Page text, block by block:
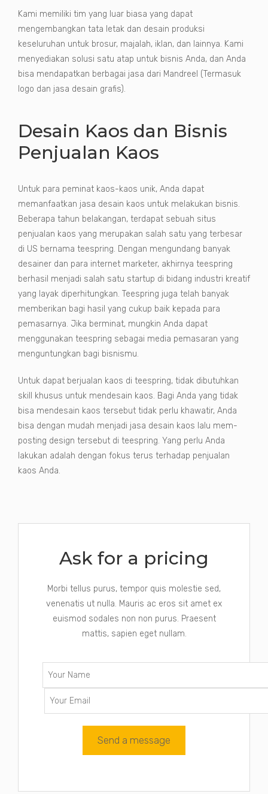
Kami memiliki tim yang luar biasa yang dapat
mengembangkan tata letak dan desain produksi
keseluruhan untuk brosur, majalah, iklan, dan lainnya. Kami
menyediakan solusi satu atap untuk bisnis Anda, dan Anda
bisa mendapatkan berbagai jasa dari Mandreel (Termasuk
logo dan jasa desain grafis).
Desain Kaos dan Bisnis
Penjualan Kaos
Untuk para peminat kaos-kaos unik, Anda dapat
memanfaatkan jasa desain kaos untuk melakukan bisnis.
Beberapa tahun belakangan, terdapat sebuah situs
penjualan kaos yang merupakan salah satu yang terbesar
di US bernama teespring. Dengan mengundang banyak
desainer dan para internet marketer, akhirnya teespring
berhasil menjadi salah satu startup di bidang industri kreatif
yang layak diperhitungkan. Teespring juga telah banyak
memberikan bagi hasil yang cukup baik kepada para
pemasarnya. Jika berminat, mungkin Anda dapat
menggunakan teespring sebagai media pemasaran yang
menguntungkan bagi bisnismu.
Untuk dapat berjualan kaos di teespring, tidak dibutuhkan
skill khusus untuk mendesain kaos. Bagi Anda yang tidak
bisa mendesain kaos tersebut tidak perlu khawatir, Anda
bisa dengan mudah menjadi jasa desain kaos lalu mem-
posting design tersebut di teespring. Yang perlu Anda
lakukan adalah dengan fokus terus terhadap penjualan
kaos Anda.
Ask for a pricing
Morbi tellus purus, tempor quis molestie sed,
venenatis ut nulla. Mauris ac eros sit amet ex
euismod sodales non non purus. Praesent
mattis, sapien eget nullam.